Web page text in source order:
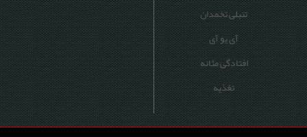
تنبلی تخمدان
آی یو آی
افتادگی مثانه
تغذیه